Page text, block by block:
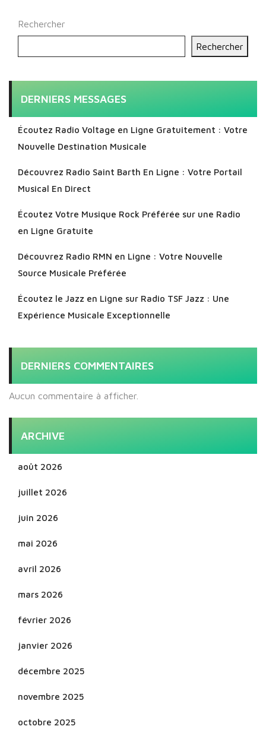
Rechercher
Rechercher
DERNIERS MESSAGES
Écoutez Radio Voltage en Ligne Gratuitement : Votre
Nouvelle Destination Musicale
Découvrez Radio Saint Barth En Ligne : Votre Portail
Musical En Direct
Écoutez Votre Musique Rock Préférée sur une Radio
en Ligne Gratuite
Découvrez Radio RMN en Ligne : Votre Nouvelle
Source Musicale Préférée
Écoutez le Jazz en Ligne sur Radio TSF Jazz : Une
Expérience Musicale Exceptionnelle
DERNIERS COMMENTAIRES
Aucun commentaire à afficher.
ARCHIVE
août 2026
juillet 2026
juin 2026
mai 2026
avril 2026
mars 2026
février 2026
janvier 2026
décembre 2025
novembre 2025
octobre 2025